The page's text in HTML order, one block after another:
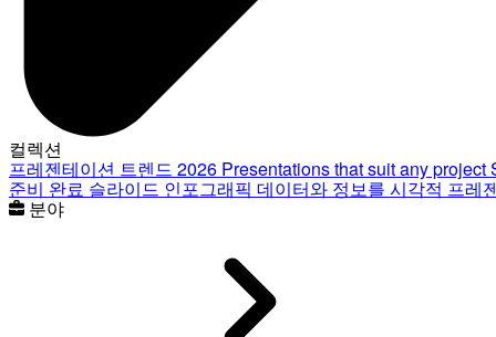
컬렉션
프레젠테이션 트렌드 2026 Presentations that suit any project
준비 완료 슬라이드 인포그래픽 데이터와 정보를 시각적 프레
분야